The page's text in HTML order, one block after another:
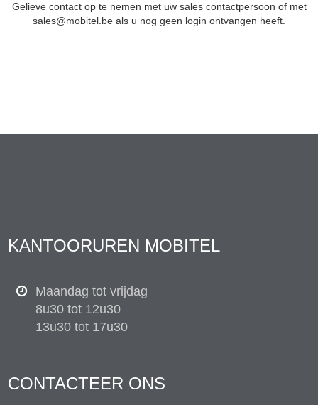
Gelieve contact op te nemen met uw sales contactpersoon of met
sales@mobitel.be als u nog geen login ontvangen heeft.
KANTOORUREN MOBITEL
Maandag tot vrijdag
8u30 tot 12u30
13u30 tot 17u30
CONTACTEER ONS